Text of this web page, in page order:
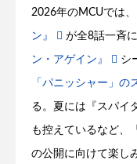
2026年のMCUでは
ン』 が全8話一斉
ン・アゲイン』 シ
「パニッシャー」の
る。夏には『スパイ
も控えているなど、
の公開に向けて楽し